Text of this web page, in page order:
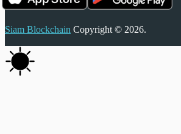
Siam Blockchain Copyright © 2026.